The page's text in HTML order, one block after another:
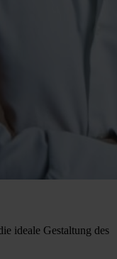
ideale Gestaltung des